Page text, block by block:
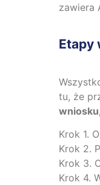
zawiera
Etapy
tu, że
Krok 1.
Krok 2.
Krok 3.
Krok 4.